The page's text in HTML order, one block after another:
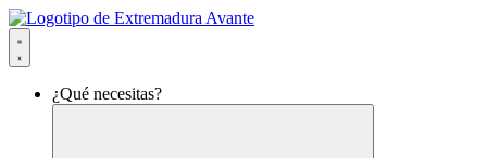
Ir
al
contenido
¿Qué necesitas?